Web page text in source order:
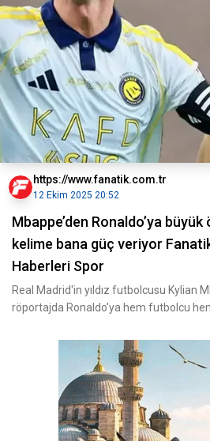
https://www.fanatik.com.tr
12 Ekim 2025 20:52
Mbappe’den Ronaldo’ya
kelime bana güç veriyor
Haberleri Spor
Real Madrid'in yıldız futbolcusu Kylian
röportajda Ronaldo'ya hem futbolcu